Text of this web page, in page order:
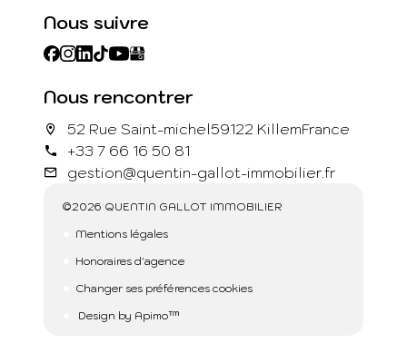
Nous suivre
Nous rencontrer
52 Rue Saint-michel59122 KillemFrance
+33 7 66 16 50 81
gestion@quentin-gallot-immobilier.fr
©2026 QUENTIN GALLOT IMMOBILIER
Mentions légales
Honoraires d'agence
Changer ses préférences cookies
Design by Apimo™